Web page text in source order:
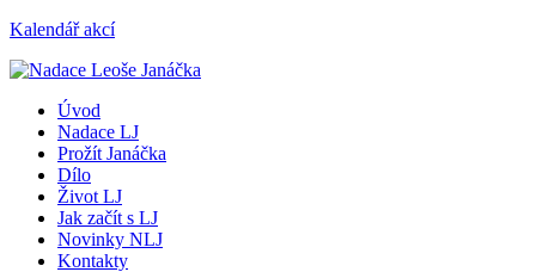
Kalendář akcí
Úvod
Nadace LJ
Prožít Janáčka
Dílo
Život LJ
Jak začít s LJ
Novinky NLJ
Kontakty